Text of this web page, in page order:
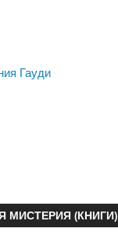
Гауди
МИСТЕРИЯ (КНИГИ)